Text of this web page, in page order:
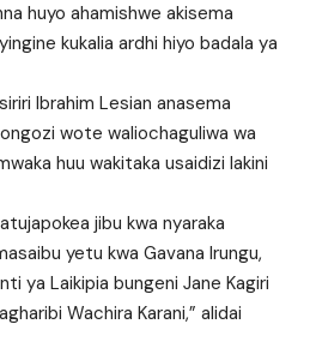
huyo ahamishwe akisema
kukalia ardhi hiyo badala ya
Ibrahim Lesian anasema
wote waliochaguliwa wa
huu wakitaka usaidizi lakini
jibu kwa nyaraka
yetu kwa Gavana Irungu,
ya Laikipia bungeni Jane Kagiri
Wachira Karani,” alidai